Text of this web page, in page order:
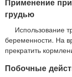
Применение
грудью
Использование
беременности. На
прекратить
Побочные